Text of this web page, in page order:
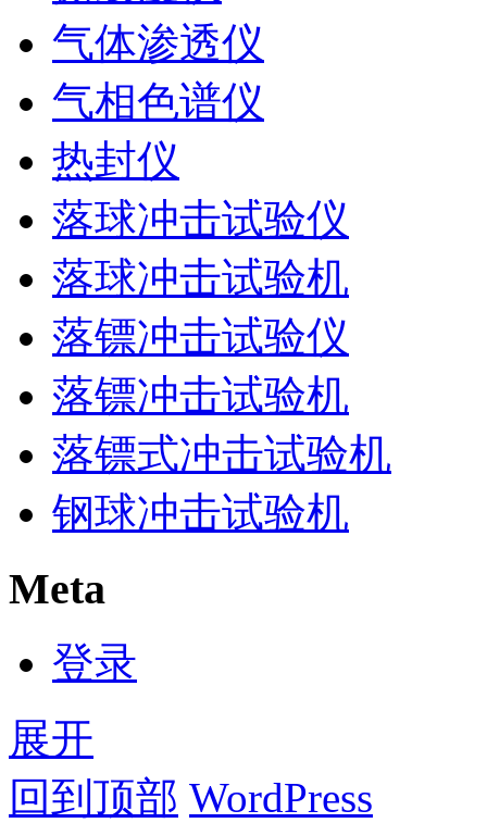
气体渗透仪
气相色谱仪
热封仪
落球冲击试验仪
落球冲击试验机
落镖冲击试验仪
落镖冲击试验机
落镖式冲击试验机
钢球冲击试验机
Meta
登录
展开
回到顶部 WordPress